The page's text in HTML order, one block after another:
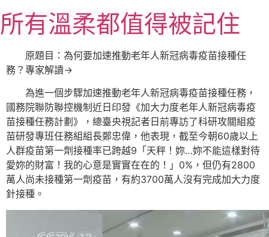
至
主
內
所有溫柔都值得被記住
原題目：為何要加速推動老年人新冠病毒疫苗接種任
務？專家解讀→
為進一個步驟加速推動老年人新冠病毒疫苗接種任務，
國務院聯防聯控機制近日印發《加大力度老年人新冠病毒疫
苗接種任務計劃》，總臺央視記者日前專訪了科研攻關組疫
苗研發專班任務組組長鄭忠偉，他表現，截至今朝60歲以上
人群疫苗第一劑接種率已跨越9「天秤！妳…妳不能這樣對待
愛妳的財富！我的心意是實實在在的！」0%，但仍有2800
萬人尚未接種第一劑疫苗，有約3700萬人沒有完成加大力度
針接種。